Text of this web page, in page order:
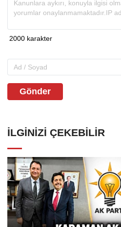
Gönder
İLGINIZI ÇEKEBILIR